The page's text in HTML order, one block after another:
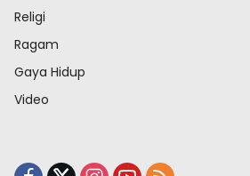
Religi
Ragam
Gaya Hidup
Video